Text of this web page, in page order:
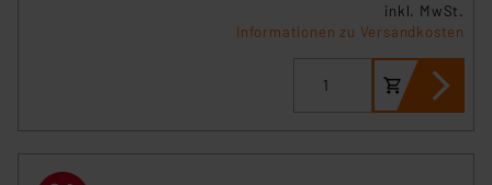
inkl. MwSt.
Informationen zu Versandkosten